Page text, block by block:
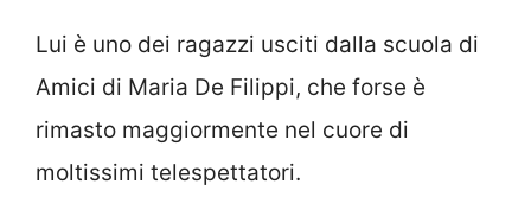
Lui è uno dei ragazzi usciti dalla scuola di
Amici di Maria De Filippi, che forse è
rimasto maggiormente nel cuore di
moltissimi telespettatori.